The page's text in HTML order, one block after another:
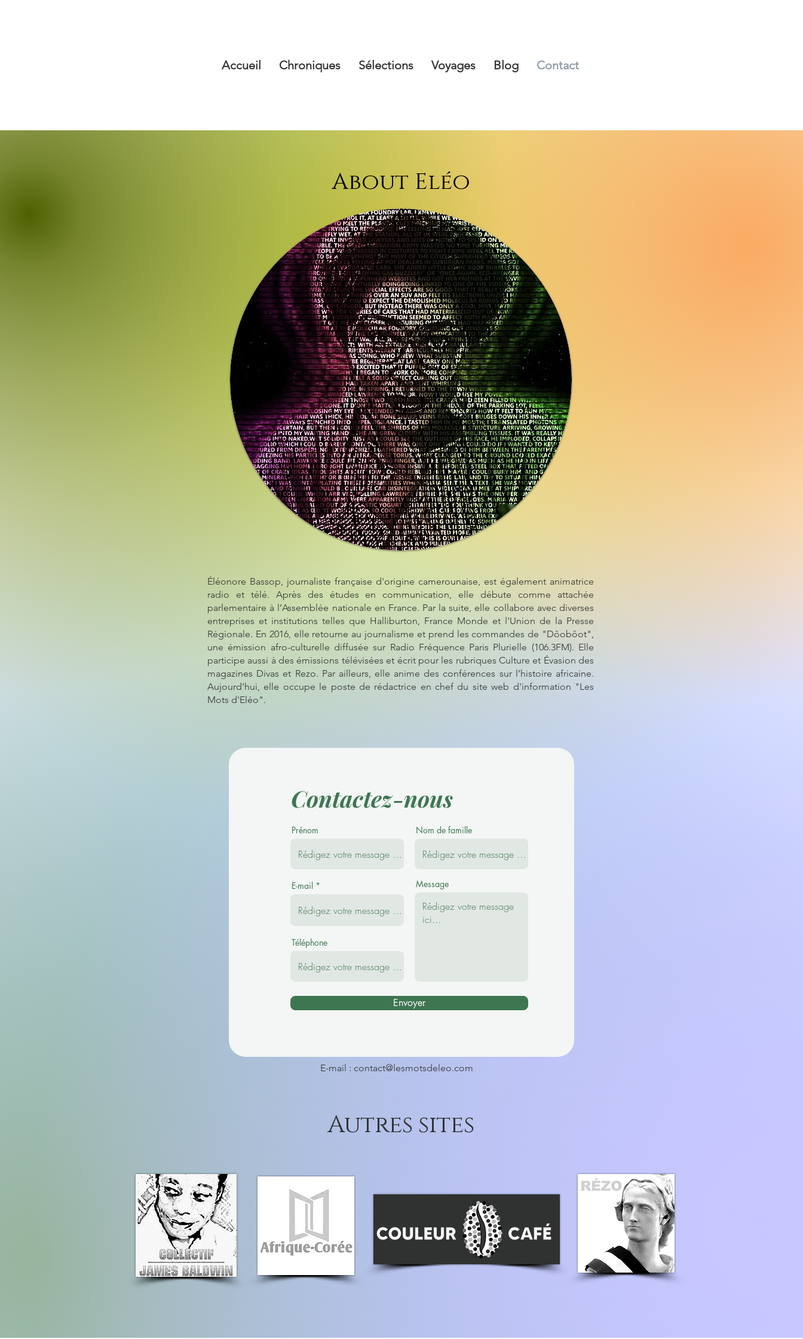
Accueil Chroniques Sélections Voyages Blog Contact
About Eléo
Éléonore Bassop, journaliste française d'origine camerounaise, est également animatrice
radio et télé. Après des études en communication, elle débute comme attachée
parlementaire à l’Assemblée nationale en France. Par la suite, elle collabore avec diverses
entreprises et institutions telles que Halliburton, France Monde et l'Union de la Presse
Régionale. En 2016, elle retourne au journalisme et prend les commandes de "Dôobôot",
une émission afro-culturelle diffusée sur Radio Fréquence Paris Plurielle (106.3FM). Elle
participe aussi à des émissions télévisées et écrit pour les rubriques Culture et Évasion des
magazines Divas et Rezo. Par ailleurs, elle anime des conférences sur l’histoire africaine.
Aujourd'hui, elle occupe le poste de rédactrice en chef du site web d'information "Les
Mots d'Eléo".
Contactez-nous
Prénom Nom de famille
E-mail
Téléphone
Message
Envoyer
E-mail : contact@lesmotsdeleo.com
Autres sites